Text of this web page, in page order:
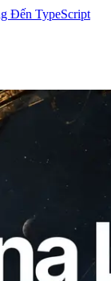
Đến TypeScript